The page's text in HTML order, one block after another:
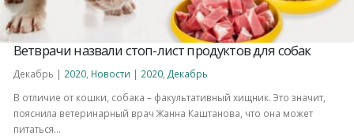
Ветврачи назвали стоп-лист продуктов для собак
Декабрь | 2020 Новости | 2020 Декабрь
В отличие от кошки, собака – факультативный хищник. Это значит,
пояснила ветеринарный врач Жанна Каштанова, что она может
питаться...